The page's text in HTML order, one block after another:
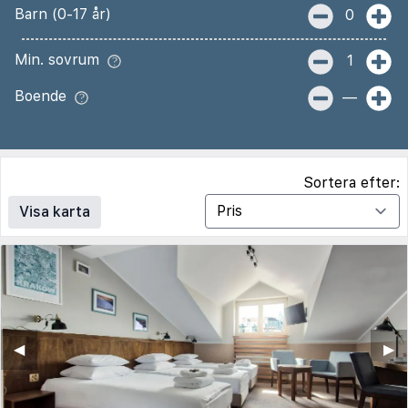
Barn (0-17 år) 0
Min. sovrum 1
Boende —
Visa karta
Sortera efter:
▶︎
◀︎